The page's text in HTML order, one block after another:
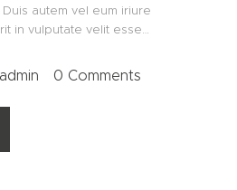
autem vel eum iriure
in vulputate velit esse…
admin 0 Comments